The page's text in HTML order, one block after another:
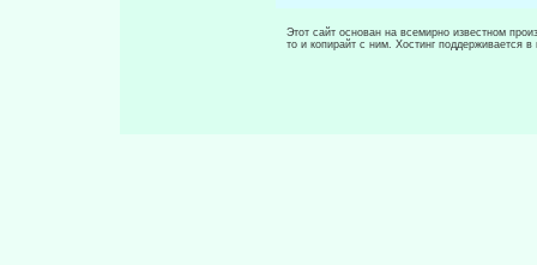
Этот сайт основан на всемирно известном
то и копирайт с ним. Хостинг поддерживается